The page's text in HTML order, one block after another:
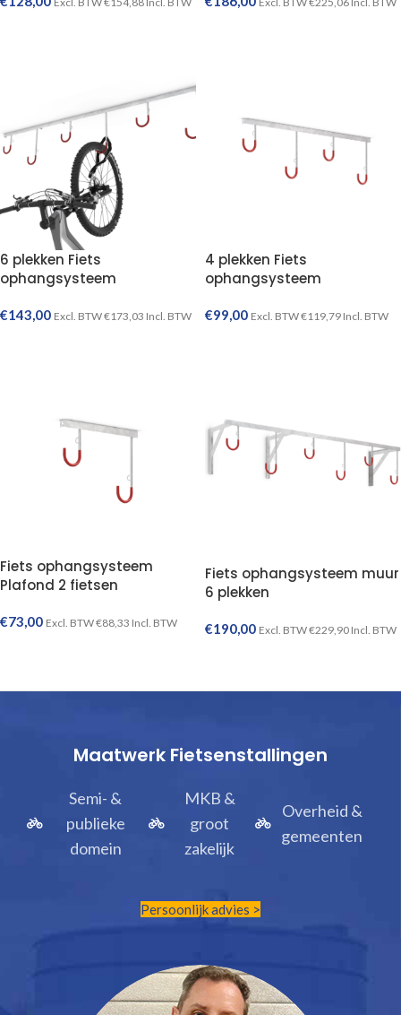
6 plekken Fiets
ophangsysteem
€143,00 Excl. BTW€173,03 Incl. BTW
4 plekken Fiets
ophangsysteem
€99,00 Excl. BTW€119,79 Incl. BTW
Fiets ophangsysteem
Plafond 2 fietsen
€73,00 Excl. BTW€88,33 Incl. BTW
Fiets ophangsysteem muur
6 plekken
€190,00 Excl. BTW€229,90 Incl. BTW
Maatwerk Fietsenstallingen
Semi- &
publieke
domein
MKB &
groot
zakelijk
Overheid &
gemeenten
Persoonlijk advies >